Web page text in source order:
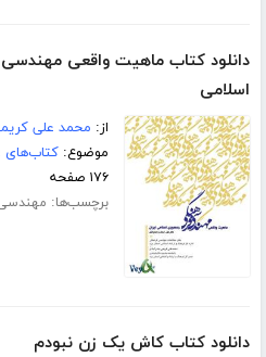
دانلود کتاب ماهیت واقعی
اسلامی
از: محمد علی
موضوع:کتاب‌های
۱۷۶ صفحه
برچسب‌ها:
دانلود کتاب کاش یک زن نبودم